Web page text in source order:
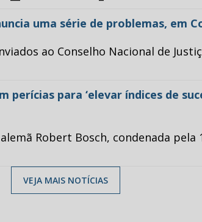
uma série de problemas, em
ao Conselho Nacional de
para ‘elevar índices de
Robert Bosch, condenada pela
VEJA MAIS NOTÍCIAS